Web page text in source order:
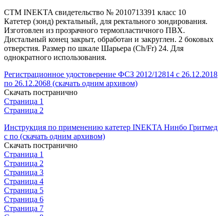
СТМ INEKTA свидетельство № 2010713391 класс 10
Катетер (зонд) ректальный, для ректального зондирования.
Изготовлен из прозрачного термопластичного ПВХ.
Дистальный конец закрыт, обработан и закруглен. 2 боковых
отверстия. Размер по шкале Шарьера (Ch/Fr) 24. Для
однократного использования.
Регистрационное удостоверение ФСЗ 2012/12814 с 26.12.2018
по 26.12.2068 (скачать одним архивом)
Скачать постранично
Страница 1
Страница 2
Инструкция по применению катетер INEKTA Нинбо Гритмед
с по (скачать одним архивом)
Скачать постранично
Страница 1
Страница 2
Страница 3
Страница 4
Страница 5
Страница 6
Страница 7